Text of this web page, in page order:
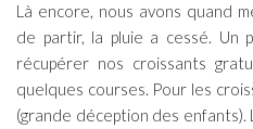
Là encore, nous avons quand
de partir, la pluie a cessé. Un
récupérer nos croissants
quelques courses. Pour les
(grande déception des